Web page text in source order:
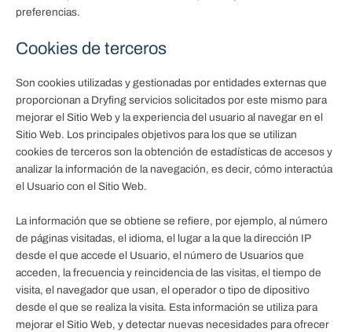
preferencias.
Cookies de terceros
Son cookies utilizadas y gestionadas por entidades externas que
proporcionan a Dryfing servicios solicitados por este mismo para
mejorar el Sitio Web y la experiencia del usuario al navegar en el
Sitio Web. Los principales objetivos para los que se utilizan
cookies de terceros son la obtención de estadísticas de accesos y
analizar la información de la navegación, es decir, cómo interactúa
el Usuario con el Sitio Web.
La información que se obtiene se refiere, por ejemplo, al número
de páginas visitadas, el idioma, el lugar a la que la dirección IP
desde el que accede el Usuario, el número de Usuarios que
acceden, la frecuencia y reincidencia de las visitas, el tiempo de
visita, el navegador que usan, el operador o tipo de dipositivo
desde el que se realiza la visita. Esta información se utiliza para
mejorar el Sitio Web, y detectar nuevas necesidades para ofrecer